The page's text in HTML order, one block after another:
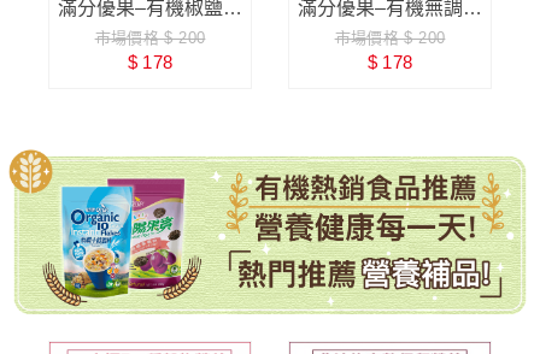
滿分優果–有機椒鹽堅
果
市場價格 $ 200
$ 178
滿分優果–有機無調味
南瓜子
市場價格 $ 200
$ 178